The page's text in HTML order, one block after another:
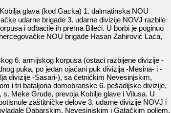
glava (kod Gacka) 1. dalmatinska NOU
udarne brigade 3. udarne divizije NOVJ razbile
i odbacile ih prema Bileći. U borbi je poginuo
NOU brigade Hasan Zahirović Laća,
6. armijskog korpusa (ostaci razbijene divizije -
puka, po jedan ojačani puk divizija -Mesina- i -
divizije -Sasari-), sa četničkim Nevesinjskim,
i tri bataljona domobranske 6. pešadijske divizije,
s. Meke Grude, prevoja Kobilje glave i Vilusa. U
zaštitničke delove 3. udarne divizije NOVJ i
Dabarskim, Nevesinjskim i Gatačkim poljem.